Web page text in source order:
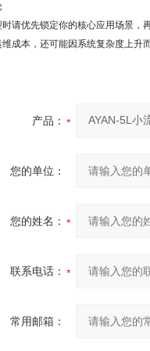
时请优先锁定你的核心应用场景，
维成本，还可能因系统复杂度上升
产品：
您的单位：
您的姓名：
联系电话：
常用邮箱：